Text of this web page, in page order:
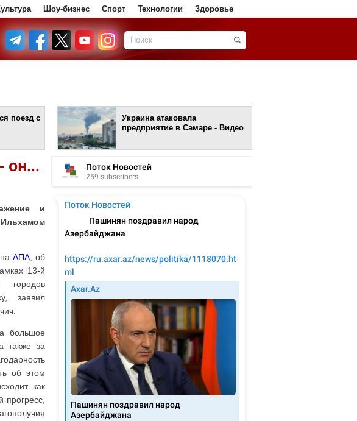
Шоу-бизнес Спорт Технологии Здоровье
поезд с
Украина атаковала
предприятие в Самаре - Видео
он...
и
наАПА , об
13-й
городов
заявил
большое
также за
об этом
как